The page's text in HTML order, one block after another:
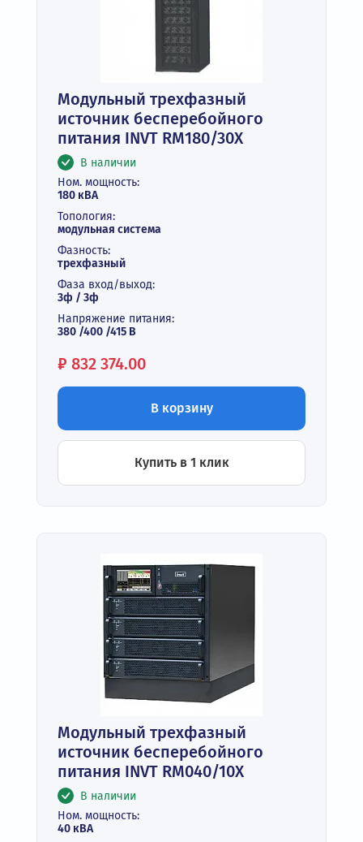
Модульный трехфазный
источник бесперебойного
питания INVT RM180/30X
В наличии
Ном. мощность:
180 кВА
Топология:
модульная система
Фазность:
трехфазный
Фаза вход/выход:
3ф / 3ф
Напряжение питания:
380 /400 /415 В
Цена:
₽ 832 374.00
В корзину
Купить в 1 клик
Модульный трехфазный
источник бесперебойного
питания INVT RM040/10X
В наличии
Ном. мощность:
40 кВА